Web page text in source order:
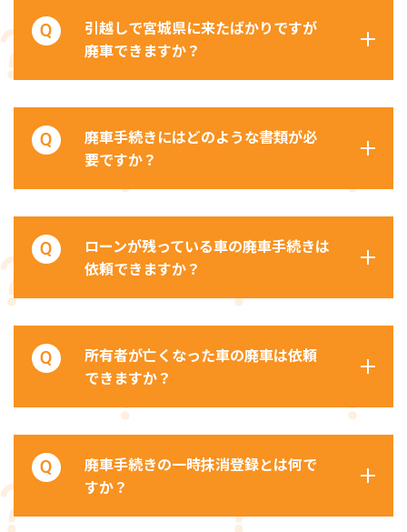
引越しで宮城県に来たばかりですが
廃車できますか？
廃車手続きにはどのような書類が必
要ですか？
ローンが残っている車の廃車手続きは
依頼できますか？
所有者が亡くなった車の廃車は依頼
できますか？
廃車手続きの一時抹消登録とは何で
すか？